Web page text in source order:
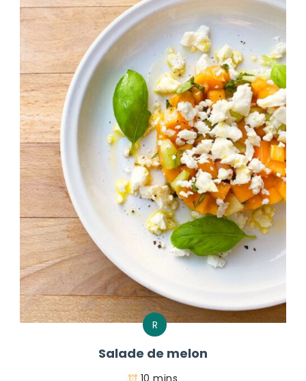
R
Salade de melon